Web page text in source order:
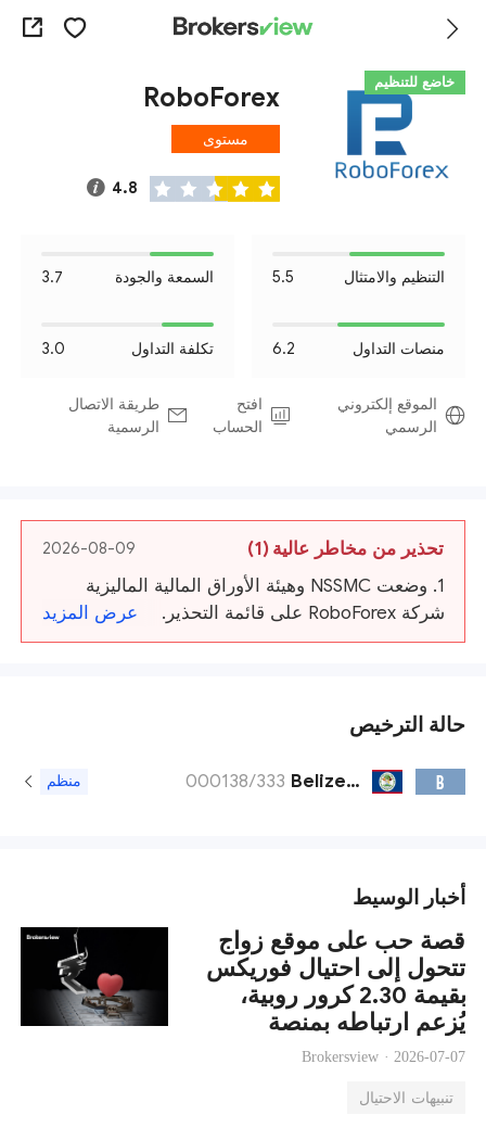
خاضع للتنظيم RoboForex
مستوى
4.8
التنظيم والامتثال 5.5 السمعة والجودة 3.7
منصات التداول 6.2 تكلفة التداول 3.0
الموقع إلكتروني
الرسمي
افتح
الحساب
طريقة الاتصال
الرسمية
تحذير من مخاطر عالية(1)
2026-08-09
1. وضعت NSSMC وهيئة الأوراق المالية الماليزية
شركة RoboForex على قائمة التحذير.
عرض المزيد
حالة الترخيص
B
Belize FSC
000138/333 منظم
أخبار الوسيط
قصة حب على موقع زواج
تتحول إلى احتيال فوريكس
بقيمة 2.30 كرور روبية،
يُزعم ارتباطه بمنصة
RoboForex
Brokersview · 2026-07-07
تنبيهات الاحتيال